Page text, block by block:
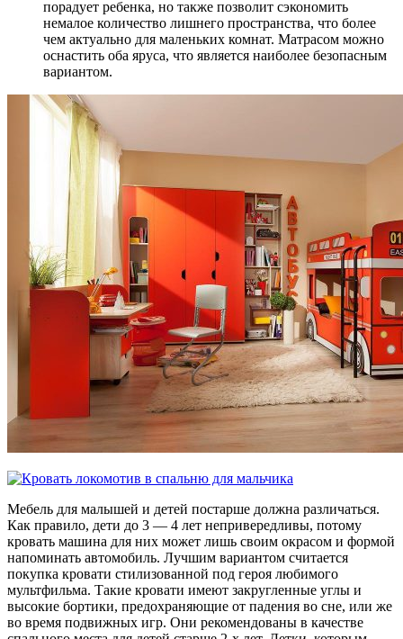
порадует ребенка, но также позволит сэкономить
немалое количество лишнего пространства, что более
чем актуально для маленьких комнат. Матрасом можно
оснастить оба яруса, что является наиболее безопасным
вариантом.
Мебель для малышей и детей постарше должна различаться.
Как правило, дети до 3 — 4 лет непривередливы, потому
кровать машина для них может лишь своим окрасом и формой
напоминать автомобиль. Лучшим вариантом считается
покупка кровати стилизованной под героя любимого
мультфильма. Такие кровати имеют закругленные углы и
высокие бортики, предохраняющие от падения во сне, или же
во время подвижных игр. Они рекомендованы в качестве